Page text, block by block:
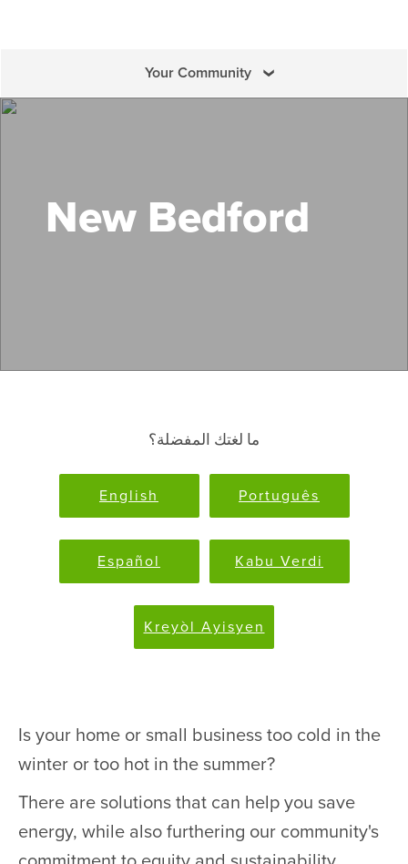
Your Community
New Bedford
ما لغتك المفضلة؟
English Português
Español Kabu Verdi
Kreyòl Ayisyen
Is your home or small business too cold in the
winter or too hot in the summer?
There are solutions that can help you save
energy, while also furthering our community's